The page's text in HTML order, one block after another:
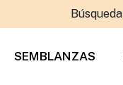
SEMBLANZAS